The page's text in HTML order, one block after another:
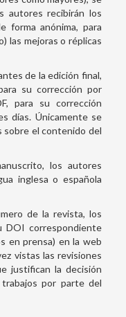
autores recibirán los
forma anónima, para
las mejoras o réplicas
de la edición final,
su corrección por
para su corrección
días. Únicamente se
sobre el contenido del
los autores
inglesa o española
de la revista, los
DOI correspondiente
en prensa) en la web
vistas las revisiones
justifican la decisión
por parte del